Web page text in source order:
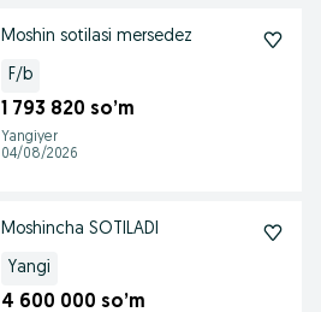
Moshin sotilasi mersedez
F/b
1 793 820 so’m
Yangiyer
04/08/2026
Moshincha SOTILADI
Yangi
4 600 000 so’m